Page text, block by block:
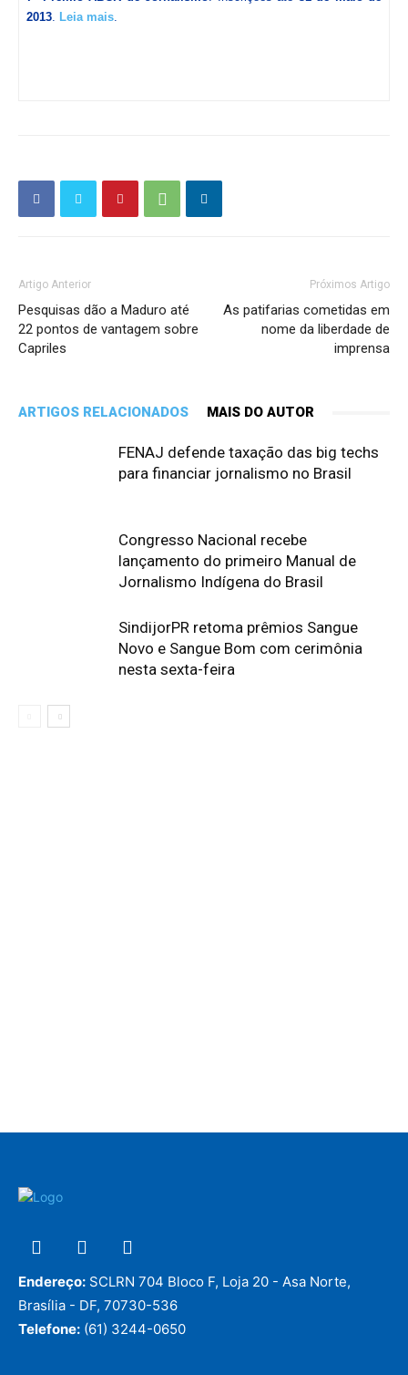
2013. Leia mais.
Artigo Anterior
Pesquisas dão a Maduro até
22 pontos de vantagem sobre
Capriles
Próximos Artigo
As patifarias cometidas em
nome da liberdade de
imprensa
ARTIGOS RELACIONADOS MAIS DO AUTOR
FENAJ defende taxação das big techs
para financiar jornalismo no Brasil
Congresso Nacional recebe
lançamento do primeiro Manual de
Jornalismo Indígena do Brasil
SindijorPR retoma prêmios Sangue
Novo e Sangue Bom com cerimônia
nesta sexta-feira
Endereço: SCLRN 704 Bloco F, Loja 20 - Asa Norte,
Brasília - DF, 70730-536
Telefone: (61) 3244-0650